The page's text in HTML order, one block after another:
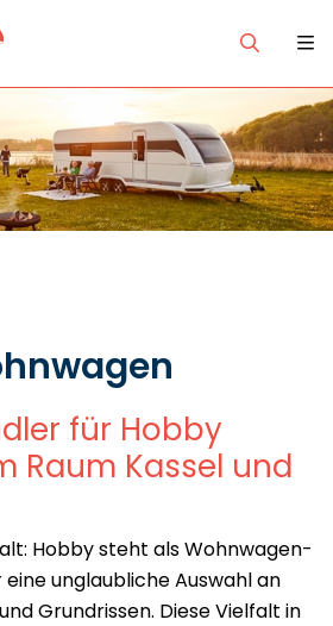
für Hobby
Raum Kassel und
Hobby steht als Wohnwagen-
unglaubliche Auswahl an
Grundrissen. Diese Vielfalt in